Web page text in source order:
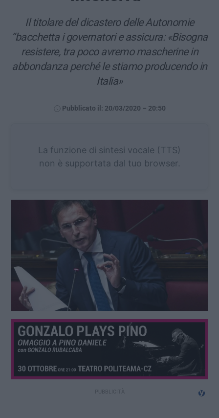
Il titolare del dicastero delle Autonomie
“bacchetta i governatori e assicura: «Bisogna
resistere, tra poco avremo mascherine in
abbondanza perché le stiamo producendo in
Italia»
Pubblicato il: 20/03/2020 – 20:50
La funzione di sintesi vocale (TTS)
non è supportata dal tuo browser.